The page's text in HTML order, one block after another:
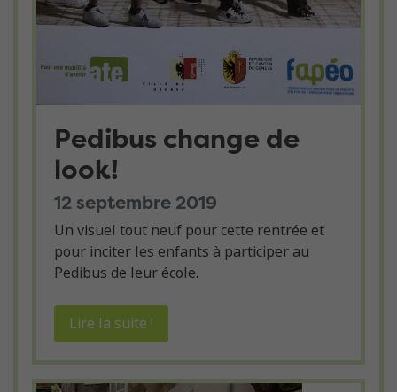
Pedibus change de
look!
12 septembre 2019
Un visuel tout neuf pour cette rentrée et
pour inciter les enfants à participer au
Pedibus de leur école.
Lire la suite !